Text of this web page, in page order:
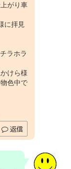
がり車
に拝見
ラホラ
けら様
色中で
返信